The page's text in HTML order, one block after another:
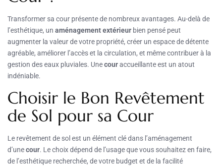
Transformer sa cour présente de nombreux avantages. Au-delà de
l’esthétique, un aménagement extérieur bien pensé peut
augmenter la valeur de votre propriété, créer un espace de détente
agréable, améliorer l’accès et la circulation, et même contribuer à la
gestion des eaux pluviales. Unecouraccueillante est un atout
indéniable.
Choisir le Bon Revêtement
de Sol pour sa Cour
Le revêtement de sol est un élément clé dans l’aménagement
d’unecour. Le choix dépend de l’usage que vous souhaitez en faire,
de l’esthétique recherchée, de votre budget et de la facilité